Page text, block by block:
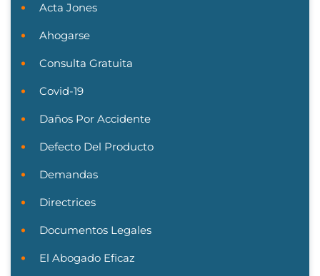
Acta Jones
Ahogarse
Consulta Gratuita
Covid-19
Daños Por Accidente
Defecto Del Producto
Demandas
Directrices
Documentos Legales
El Abogado Eficaz